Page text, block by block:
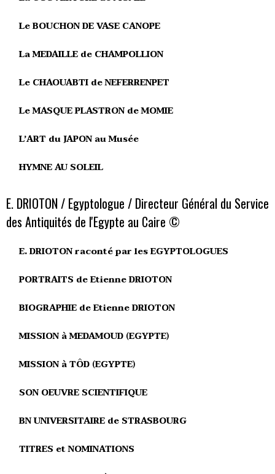
Le BOUCHON DE VASE CANOPE
La MEDAILLE de CHAMPOLLION
Le CHAOUABTI de NEFERRENPET
Le MASQUE PLASTRON de MOMIE
L’ART du JAPON au Musée
HYMNE AU SOLEIL
E. DRIOTON / Egyptologue / Directeur Général du Service
des Antiquités de l'Egypte au Caire ©
E. DRIOTON raconté par les EGYPTOLOGUES
PORTRAITS de Etienne DRIOTON
BIOGRAPHIE de Etienne DRIOTON
MISSION à MEDAMOUD (EGYPTE)
MISSION à TÔD (EGYPTE)
SON OEUVRE SCIENTIFIQUE
BN UNIVERSITAIRE de STRASBOURG
TITRES et NOMINATIONS